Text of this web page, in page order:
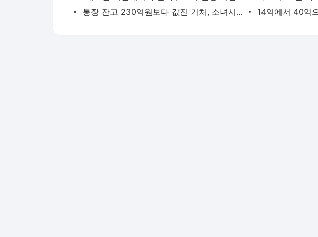
통장 잔고 230억원보다 값진 거처, 소녀시대 유리가 제주 촌동네를 택한 이유